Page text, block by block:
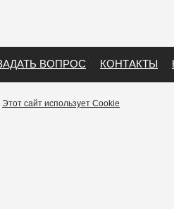
ВОПРОС КОНТАКТЫ
Этот сайт использует Cookie